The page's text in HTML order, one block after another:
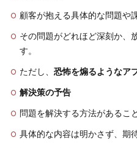
顧客が抱える具体的な問題や
その問題がどれほど深刻か、
す。
ただし、 恐怖を煽るようなア
解決策の予告
問題を解決する方法があるこ
具体的な内容は明かさず、期